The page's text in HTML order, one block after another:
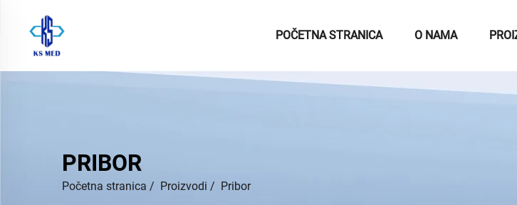
POČETNA STRANICA O NAMA
PRIBOR
Početna stranica / Proizvodi / Pribor